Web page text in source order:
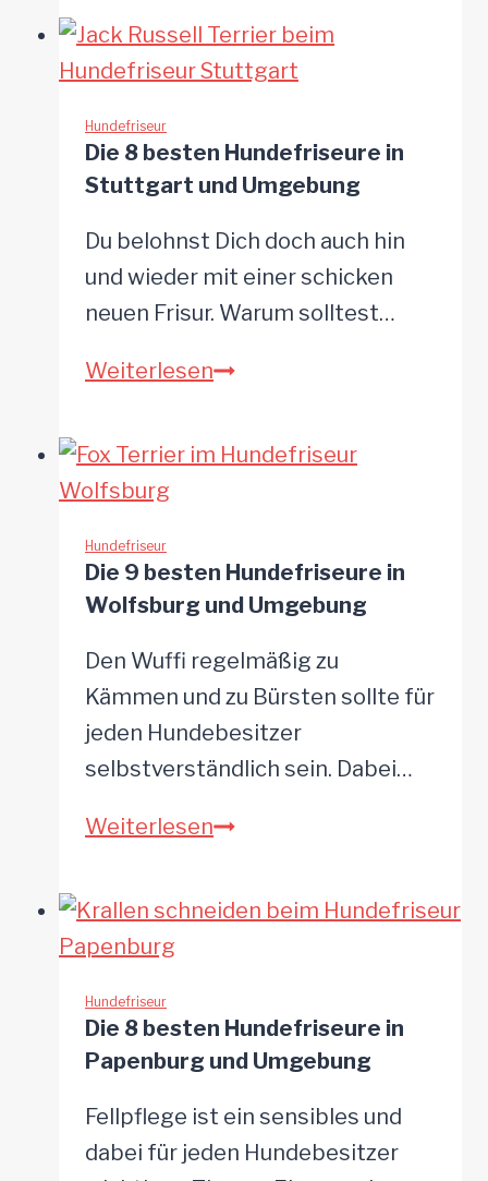
besten
Hundefriseure
und
Umgebung
Hundefriseur
Die 8 besten Hundefriseure in
Stuttgart und Umgebung
Du belohnst Dich doch auch hin
und wieder mit einer schicken
neuen Frisur. Warum solltest…
WeiterlesenDie
besten
und
Umgebung
Hundefriseur
Die 9 besten Hundefriseure in
Wolfsburg und Umgebung
Den Wuffi regelmäßig zu
Kämmen und zu Bürsten sollte für
jeden Hundebesitzer
selbstverständlich sein. Dabei…
WeiterlesenDie
besten
und
Umgebung
Hundefriseur
Die 8 besten Hundefriseure in
Papenburg und Umgebung
Fellpflege ist ein sensibles und
dabei für jeden Hundebesitzer